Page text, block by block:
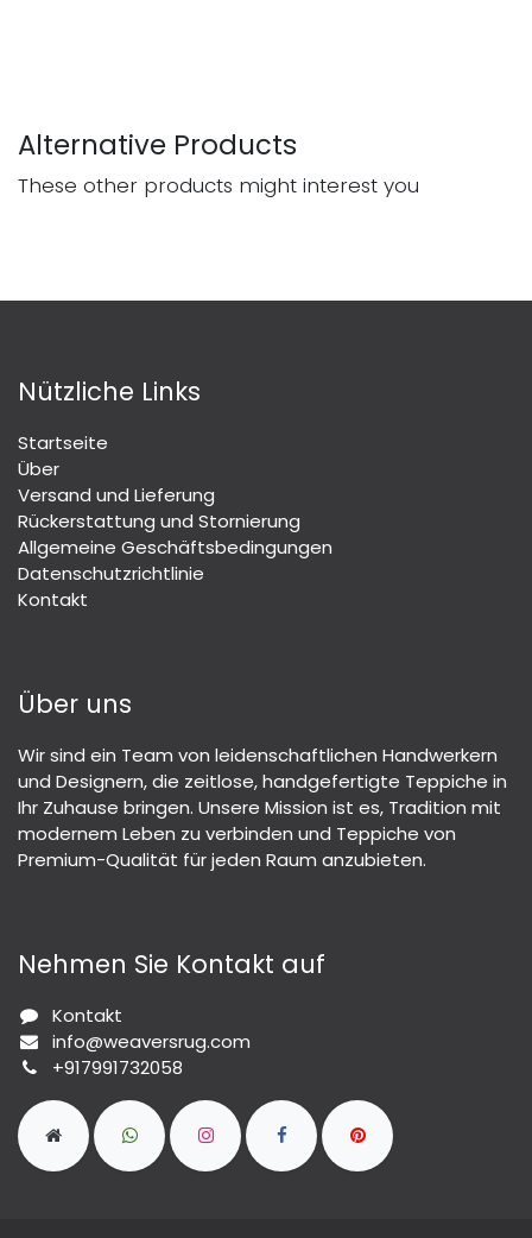
Alternative Products
These other products might interest you
Nützliche Links
Startseite
Über
Versand und Lieferung
Rückerstattung und Stornierung
Allgemeine Geschäftsbedingungen
Datenschutzrichtlinie
Kontakt
Über uns
Wir sind ein Team von leidenschaftlichen Handwerkern
und Designern, die zeitlose, handgefertigte Teppiche in
Ihr Zuhause bringen. Unsere Mission ist es, Tradition mit
modernem Leben zu verbinden und Teppiche von
Premium-Qualität für jeden Raum anzubieten.
Nehmen Sie Kontakt auf
Kontakt
info@weaversrug.com
+917991732058